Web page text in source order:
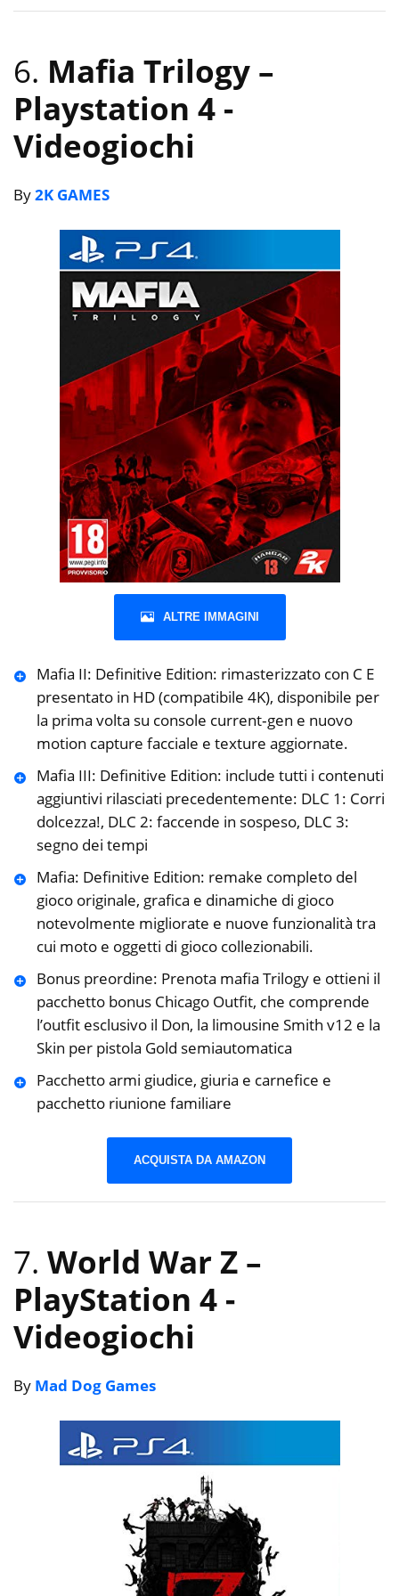
6. Mafia Trilogy –
Playstation 4 -
Videogiochi
By2K GAMES
ALTRE IMMAGINI
Mafia II: Definitive Edition: rimasterizzato con C E
presentato in HD (compatibile 4K), disponibile per
la prima volta su console current‐gen e nuovo
motion capture facciale e texture aggiornate.
Mafia III: Definitive Edition: include tutti i contenuti
aggiuntivi rilasciati precedentemente: DLC 1: Corri
dolcezza!, DLC 2: faccende in sospeso, DLC 3:
segno dei tempi
Mafia: Definitive Edition: remake completo del
gioco originale, grafica e dinamiche di gioco
notevolmente migliorate e nuove funzionalità tra
cui moto e oggetti di gioco collezionabili.
Bonus preordine: Prenota mafia Trilogy e ottieni il
pacchetto bonus Chicago Outfit, che comprende
l’outfit esclusivo il Don, la limousine Smith v12 e la
Skin per pistola Gold semiautomatica
Pacchetto armi giudice, giuria e carnefice e
pacchetto riunione familiare
ACQUISTA DA AMAZON
7. World War Z –
PlayStation 4 -
Videogiochi
By Mad Dog Games